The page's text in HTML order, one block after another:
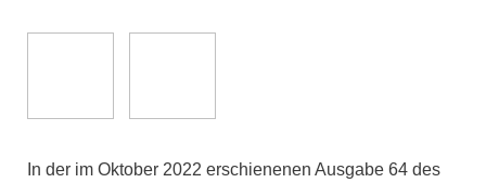
In der im Oktober 2022 erschienenen Ausgabe 64 des